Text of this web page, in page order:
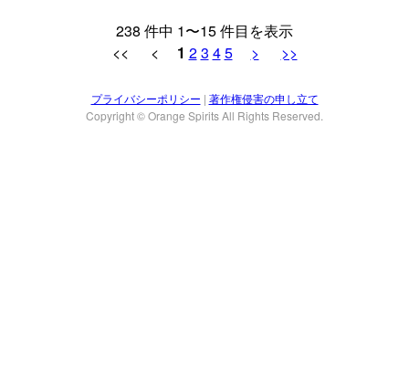
238 件中 1〜15 件目を表示
<< < 1 23 45 > >>
プライバシーポリシー | 著作権侵害の申し立て
Copyright © Orange Spirits All Rights Reserved.